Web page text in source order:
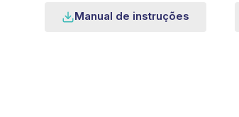
Manual de instruções